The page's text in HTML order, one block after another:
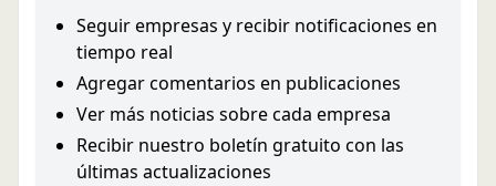
Seguir empresas y recibir notificaciones en
tiempo real
Agregar comentarios en publicaciones
Ver más noticias sobre cada empresa
Recibir nuestro boletín gratuito con las
últimas actualizaciones